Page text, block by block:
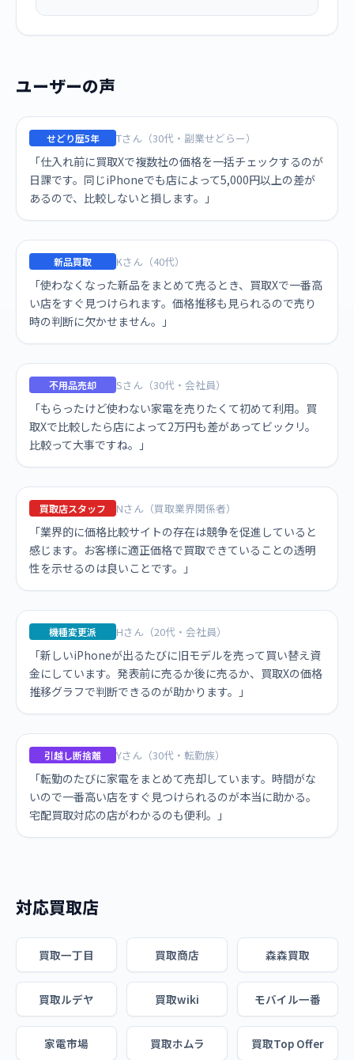
ユーザーの声
せどり歴5年 Tさん（30代・副業せどらー）
「仕入れ前に買取Xで複数社の価格を一括チェックするのが
日課です。同じiPhoneでも店によって5,000円以上の差が
あるので、比較しないと損します。」
新品買取 Kさん（40代）
「使わなくなった新品をまとめて売るとき、買取Xで一番高
い店をすぐ見つけられます。価格推移も見られるので売り
時の判断に欠かせません。」
不用品売却 Sさん（30代・会社員）
「もらったけど使わない家電を売りたくて初めて利用。買
取Xで比較したら店によって2万円も差があってビックリ。
比較って大事ですね。」
買取店スタッフ Nさん（買取業界関係者）
「業界的に価格比較サイトの存在は競争を促進していると
感じます。お客様に適正価格で買取できていることの透明
性を示せるのは良いことです。」
機種変更派 Hさん（20代・会社員）
「新しいiPhoneが出るたびに旧モデルを売って買い替え資
金にしています。発表前に売るか後に売るか、買取Xの価格
推移グラフで判断できるのが助かります。」
引越し断捨離 Yさん（30代・転勤族）
「転勤のたびに家電をまとめて売却しています。時間がな
いので一番高い店をすぐ見つけられるのが本当に助かる。
宅配買取対応の店がわかるのも便利。」
対応買取店
買取一丁目 買取商店 森森買取
買取ルデヤ 買取wiki モバイル一番
家電市場 買取ホムラ 買取Top Offer